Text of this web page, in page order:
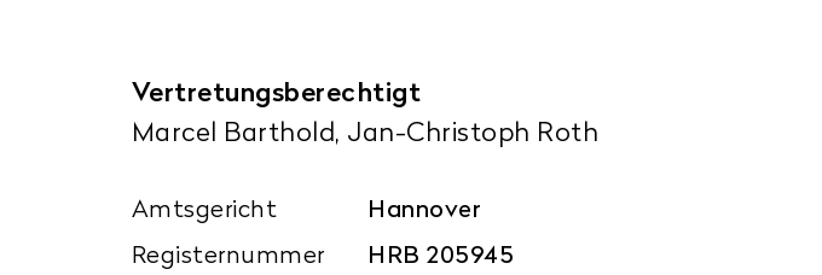
Vertretungsberechtigt
Marcel Barthold, Jan-Christoph Roth
Amtsgericht
Hannover
Registernummer
HRB 205945